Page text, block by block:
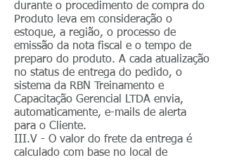
durante o procedimento de compra do
Produto leva em consideração o
estoque, a região, o processo de
emissão da nota fiscal e o tempo de
preparo do produto. A cada atualização
no status de entrega do pedido, o
sistema da RBN Treinamento e
Capacitação Gerencial LTDA envia,
automaticamente, e-mails de alerta
para o Cliente.
III.V - O valor do frete da entrega é
calculado com base no local de